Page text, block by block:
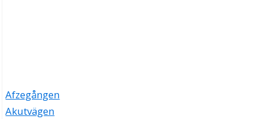
Afzegången
Akutvägen